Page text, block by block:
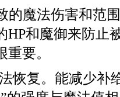
的魔法伤害和范
HP和魔御来防止
要。
恢复。能减少补